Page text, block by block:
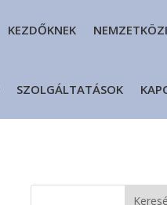
KEZDŐKNEK
SZOLGÁLTATÁSOK